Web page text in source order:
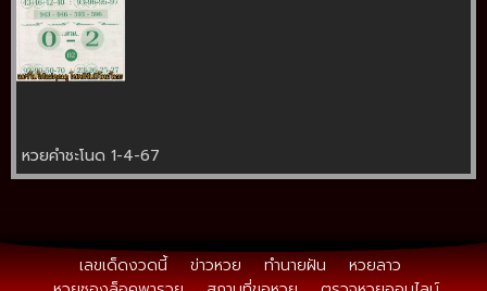
หวยคำชะโนด 1-4-67
เลขเด็ดงวดนี้ ข่าวหวย ทำนายฝัน
หวยลาว